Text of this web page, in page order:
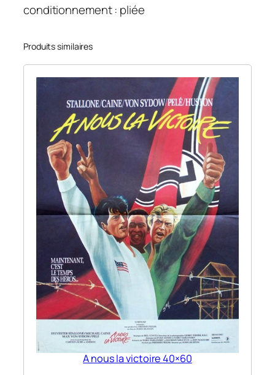
conditionnement : pliée
Produits similaires
A nous la victoire 40×60